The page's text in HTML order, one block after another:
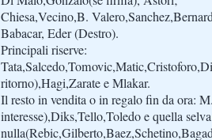
Chiesa,Vecino,B.
Babacar, Eder (Destro).
Principali riserve:
ritorno),Hagi,Zarate e Mlakar.
Il resto in vendita o in regalo fin da ora:
interesse),Diks,Tello,Toledo e quella